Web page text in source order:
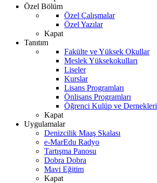
Özel Bölüm
Özel Çalışmalar
Özel Yazılar
Kapat
Tanıtım
Fakülte ve Yüksek Okullar
Meslek Yüksekokulları
Liseler
Kurslar
Lisans Programları
Önlisans Programları
Öğrenci Kulüp ve Dernekleri
Kapat
Uygulamalar
Denizcilik Maaş Skalası
e-MarEdu Radyo
Tartışma Panosu
Dobra Dobra
Mavi Eğitim
Kapat